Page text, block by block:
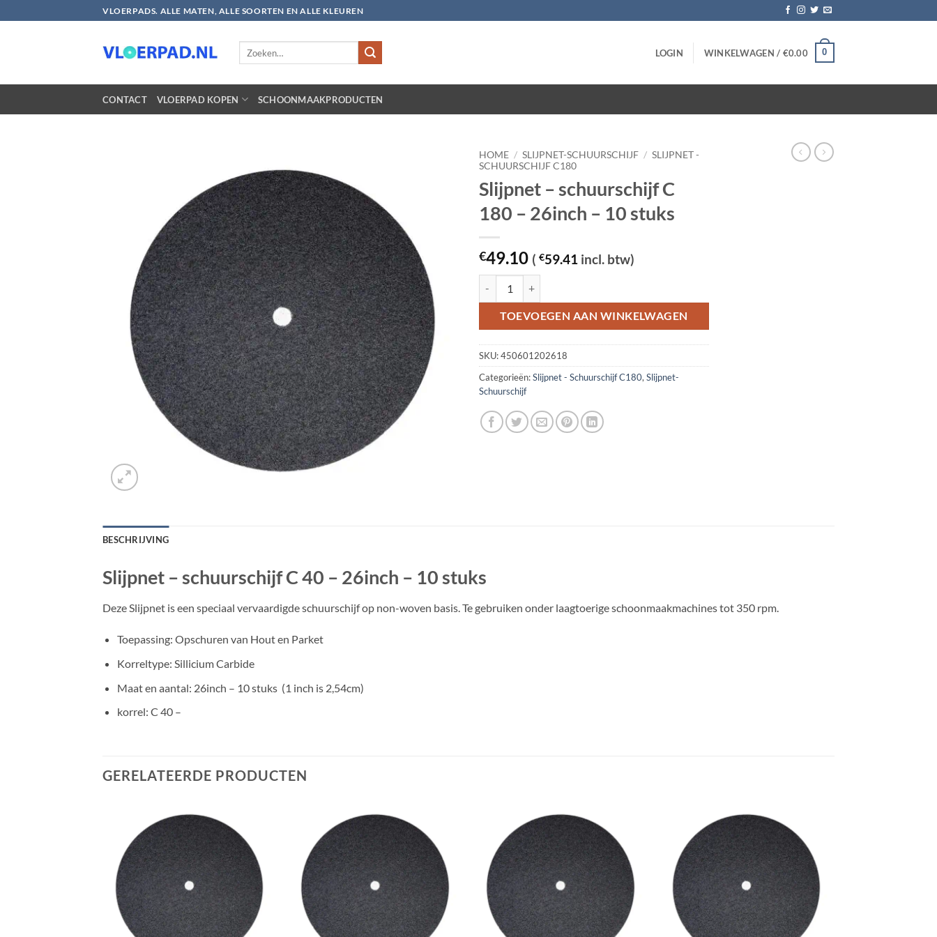
naar
VLOERPADS. ALLE MATEN, ALLE SOORTEN EN ALLE KLEUREN
LOGIN WINKELWAGEN / €0.00 0
CONTACT VLOERPAD KOPEN SCHOONMAAKPRODUCTEN
HOME / SLIJPNET-SCHUURSCHIJF / SLIJPNET -
SCHUURSCHIJF C180
Slijpnet – schuurschijf C
180 – 26inch – 10 stuks
€49.10 ( €59.41 incl. btw)
TOEVOEGEN AAN WINKELWAGEN
SKU:450601202618
Categorieën:Slijpnet - Schuurschijf C180, Slijpnet-
Schuurschijf
BESCHRIJVING
Slijpnet – schuurschijf C 40 – 26inch – 10 stuks
Deze Slijpnet is een speciaal vervaardigde schuurschijf op non-woven basis. Te gebruiken onder laagtoerige schoonmaakmachines tot 350 rpm.
Toepassing: Opschuren van Hout en Parket
Korreltype: Sillicium Carbide
Maat en aantal: 26inch – 10 stuks (1 inch is 2,54cm)
korrel: C 40 –
GERELATEERDE PRODUCTEN